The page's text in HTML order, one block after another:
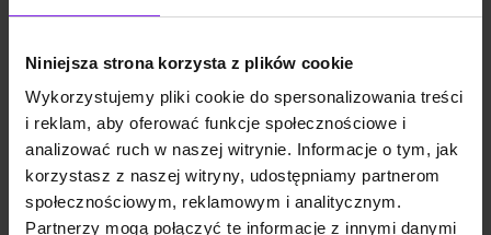
Niniejsza strona korzysta z plików cookie
Wykorzystujemy pliki cookie do spersonalizowania treści
i reklam, aby oferować funkcje społecznościowe i
analizować ruch w naszej witrynie. Informacje o tym, jak
korzystasz z naszej witryny, udostępniamy partnerom
społecznościowym, reklamowym i analitycznym.
Partnerzy mogą połączyć te informacje z innymi danymi